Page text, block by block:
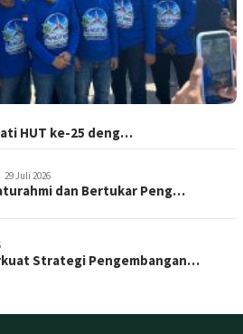
HUT ke-25 deng…
29 Juli 2026
dan Bertukar Peng…
Strategi Pengembangan…